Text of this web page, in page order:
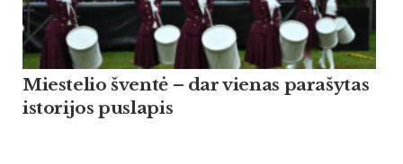
Miestelio šventė – dar vienas parašytas
istorijos puslapis